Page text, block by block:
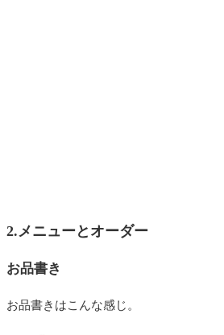
2.メニューとオーダー
お品書き
お品書きはこんな感じ。